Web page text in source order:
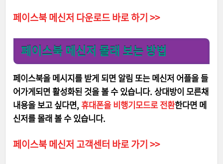
페이스북 메신저 다운로드 바로 하기 >>
페이스북 메신저 몰래 보는 방법
페이스북을 메시지를 받게 되면 알림 또는 메신저 어플을 들
어가게되면 활성화된 것을 볼 수 있습니다. 상대방이 모른채
내용을 보고 싶다면, 휴대폰을 비행기모드로 전환한다면 메
신저를 몰래 볼 수 있습니다.
페이스북 메신저 고객센터 바로 가기 >>